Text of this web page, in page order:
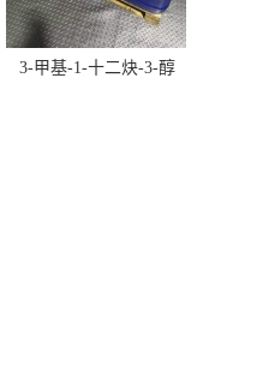
3-甲基-1-十二炔-3-醇